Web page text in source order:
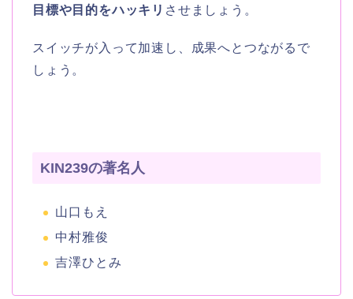
目標や目的をハッキリ させましょう。
スイッチが入って加速し、成果へとつながるで
しょう。
KIN239の著名人
山口もえ
中村雅俊
吉澤ひとみ